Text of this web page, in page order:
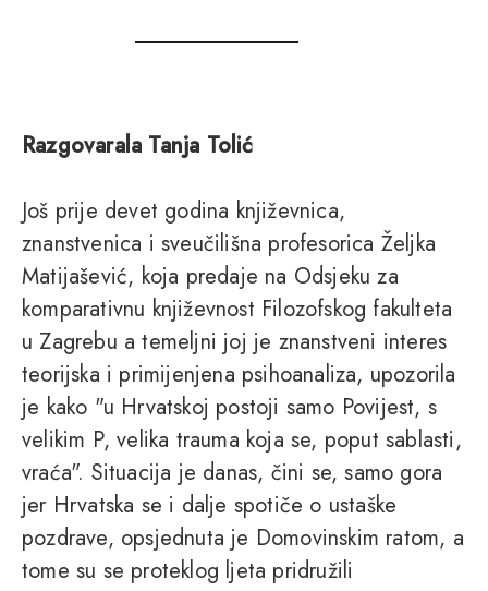
Razgovarala Tanja Tolić
Još prije devet godina književnica,
znanstvenica i sveučilišna profesorica Željka
Matijašević, koja predaje na Odsjeku za
komparativnu književnost Filozofskog fakulteta
u Zagrebu a temeljni joj je znanstveni interes
teorijska i primijenjena psihoanaliza, upozorila
je kako "u Hrvatskoj postoji samo Povijest, s
velikim P, velika trauma koja se, poput sablasti,
vraća". Situacija je danas, čini se, samo gora
jer Hrvatska se i dalje spotiče o ustaške
pozdrave, opsjednuta je Domovinskim ratom, a
tome su se proteklog ljeta pridružili